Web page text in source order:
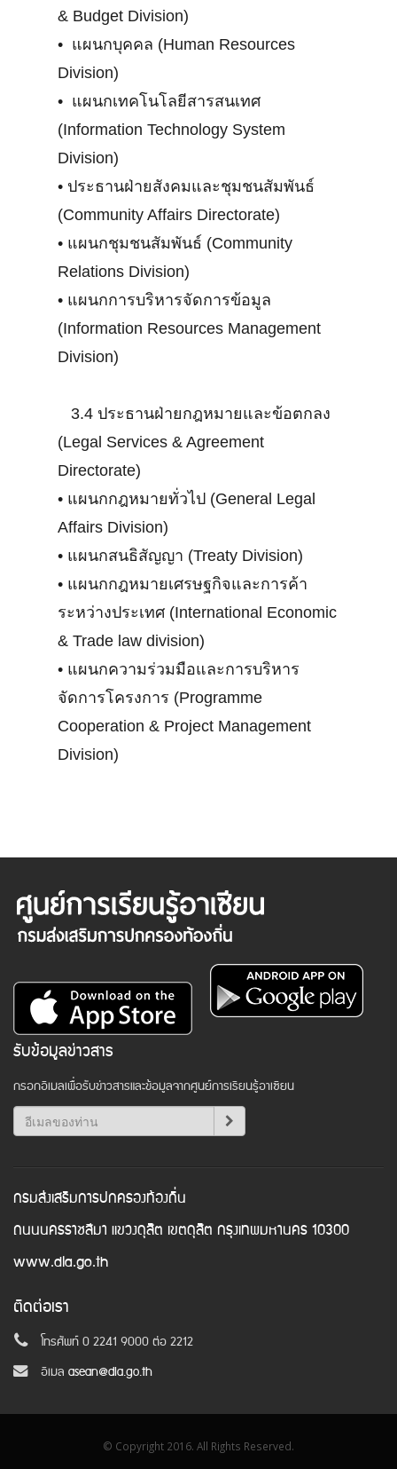
& Budget Division)
• แผนกบุคคล (Human Resources
Division)
• แผนกเทคโนโลยีสารสนเทศ
(Information Technology System
Division)
• ประธานฝ่ายสังคมและชุมชนสัมพันธ์
(Community Affairs Directorate)
• แผนกชุมชนสัมพันธ์ (Community
Relations Division)
• แผนกการบริหารจัดการข้อมูล
(Information Resources Management
Division)
3.4 ประธานฝ่ายกฎหมายและข้อตกลง
(Legal Services & Agreement
Directorate)
• แผนกกฎหมายทั่วไป (General Legal
Affairs Division)
• แผนกสนธิสัญญา (Treaty Division)
• แผนกกฎหมายเศรษฐกิจและการค้า
ระหว่างประเทศ (International Economic
& Trade law division)
• แผนกความร่วมมือและการบริหาร
จัดการโครงการ (Programme
Cooperation & Project Management
Division)
รับข้อมูลข่าวสาร
กรอกอีเมลเพื่อรับข่าวสารและข้อมูลจากศูนย์การเรียนรู้อาเซียน
กรมส่งเสริมการปกครองท้องถิ่น
ถนนนครราชสีมา แขวงดุสิต เขตดุสิต กรุงเทพมหานคร 10300
www.dla.go.th
ติดต่อเรา
โทรศัพท์ 0 2241 9000 ต่อ 2212
อีเมล asean@dla.go.th
© Copyright 2016. All Rights Reserved.